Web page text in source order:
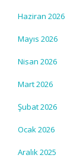
Haziran 2026
Mayıs 2026
Nisan 2026
Mart 2026
Şubat 2026
Ocak 2026
Aralık 2025